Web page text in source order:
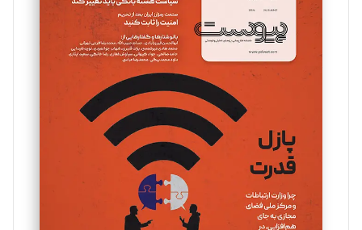
تحریریه
مینا پاکدل
یسنا امان‌پور
تحریریه
ملینا جعفری